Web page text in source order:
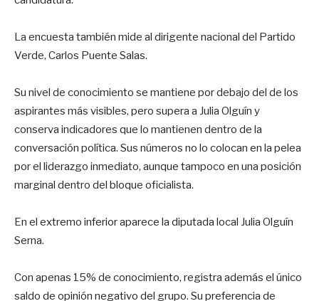
La encuesta también mide al dirigente nacional del Partido
Verde, Carlos Puente Salas.
Su nivel de conocimiento se mantiene por debajo del de los
aspirantes más visibles, pero supera a Julia Olguín y
conserva indicadores que lo mantienen dentro de la
conversación política. Sus números no lo colocan en la pelea
por el liderazgo inmediato, aunque tampoco en una posición
marginal dentro del bloque oficialista.
En el extremo inferior aparece la diputada local Julia Olguín
Serna.
Con apenas 15% de conocimiento, registra además el único
saldo de opinión negativo del grupo. Su preferencia de